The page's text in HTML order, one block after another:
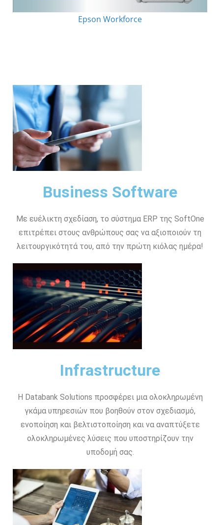
Epson Workforce
Business Software
Με ευέλικτη σχεδίαση, το σύστημα ERP της SoftOne
επιτρέπει στους ανθρώπους σας να αξιοποιούν τη
λειτουργικότητά του, από την πρώτη κιόλας ημέρα!
Infrastructure
Η Databank Solutions προσφέρει μια ολοκληρωμένη
γκάμα υπηρεσιών που βοηθούν στον σχεδιασμό,
ενοποίηση και βελτιστοποίηση και να αναπτύξετε
ολοκληρωμένες λύσεις που υποστηρίζουν την
υποδομή σας.